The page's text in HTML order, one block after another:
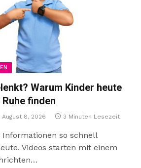
Warum Kinder heute
finden
August 8, 2026 3 Minuten Lesezeit
Informationen so schnell
Videos starten mit einem